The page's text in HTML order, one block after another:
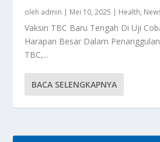
oleh admin | Mei 10, 2025 | Health,
Vaksin TBC Baru Tengah Di Uji
Harapan Besar Dalam
TBC,...
BACA SELENGKAPNYA